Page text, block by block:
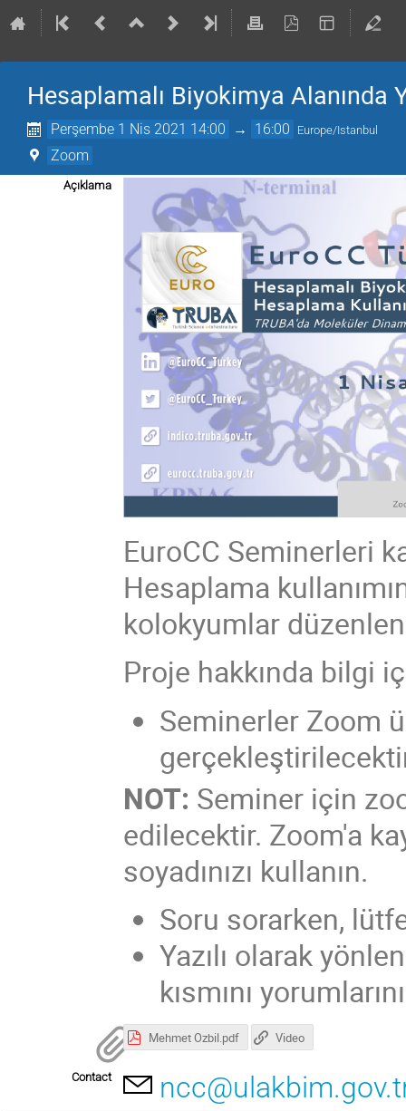
Hesaplamalı Biyokimya Alanında
Perşembe 1 Nis 2021 14:00 → 16:00 Europe/Istanbul
Zoom
Açıklama
EuroCC Seminerleri
Hesaplama
kolokyumlar
Proje hakkında bilgi
Seminerler Zoom
NOT: Seminer için
edilecektir. Zoom'a
soyadınızı kullanın.
Soru sorarken,
Yazılı olarak
kısmını
Mehmet Ozbil.pdf Video
Contact